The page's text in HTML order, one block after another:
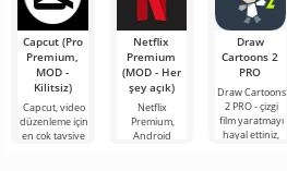
Capcut (Pro
Premium,
MOD -
Kilitsiz)
Capcut, video
düzenleme için
en çok tavsiye
Netflix
Premium
(MOD - Her
şey açık)
Netflix
Premium,
Android
Draw
Cartoons 2
PRO
Draw Cartoons
2 PRO - çizgi
film yaratmayı
hayal ettiniz,